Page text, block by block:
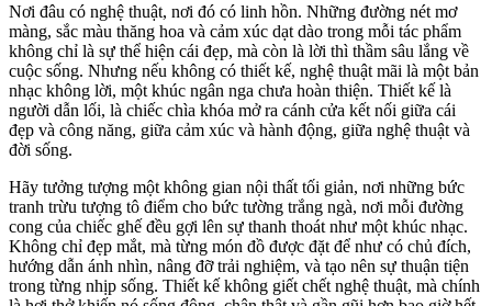
Nơi đâu có nghệ thuật, nơi đó có linh hồn. Những đường nét mơ
màng, sắc màu thăng hoa và cảm xúc dạt dào trong mỗi tác phẩm
không chỉ là sự thể hiện cái đẹp, mà còn là lời thì thầm sâu lắng về
cuộc sống. Nhưng nếu không có thiết kế, nghệ thuật mãi là một bản
nhạc không lời, một khúc ngân nga chưa hoàn thiện. Thiết kế là
người dẫn lối, là chiếc chìa khóa mở ra cánh cửa kết nối giữa cái
đẹp và công năng, giữa cảm xúc và hành động, giữa nghệ thuật và
đời sống.
Hãy tưởng tượng một không gian nội thất tối giản, nơi những bức
tranh trừu tượng tô điểm cho bức tường trắng ngà, nơi mỗi đường
cong của chiếc ghế đều gợi lên sự thanh thoát như một khúc nhạc.
Không chỉ đẹp mắt, mà từng món đồ được đặt để như có chủ đích,
hướng dẫn ánh nhìn, nâng đỡ trải nghiệm, và tạo nên sự thuận tiện
trong từng nhịp sống. Thiết kế không giết chết nghệ thuật, mà chính